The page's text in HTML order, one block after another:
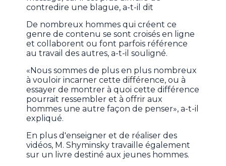
contredire une blague, a-t-il dit
De nombreux hommes qui créent ce
genre de contenu se sont croisés en ligne
et collaborent ou font parfois référence
au travail des autres, a-t-il souligné.
«Nous sommes de plus en plus nombreux
à vouloir incarner cette différence, ou à
essayer de montrer à quoi cette différence
pourrait ressembler et à offrir aux
hommes une autre façon de penser», a-t-il
expliqué.
En plus d'enseigner et de réaliser des
vidéos, M. Shyminsky travaille également
sur un livre destiné aux jeunes hommes.